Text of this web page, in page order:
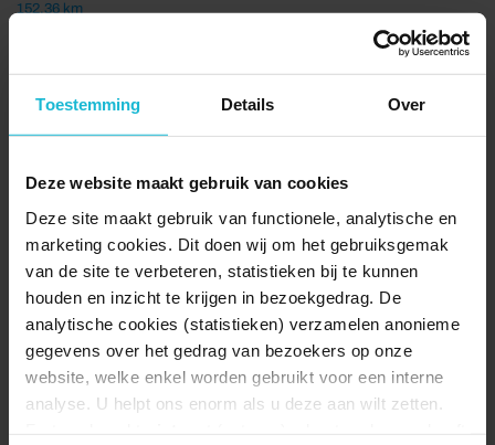
Toestemming Details Over
Deze website maakt gebruik van cookies
Deze site maakt gebruik van functionele, analytische en
marketing cookies. Dit doen wij om het gebruiksgemak
van de site te verbeteren, statistieken bij te kunnen
houden en inzicht te krijgen in bezoekgedrag. De
analytische cookies (statistieken) verzamelen anonieme
gegevens over het gedrag van bezoekers op onze
website, welke enkel worden gebruikt voor een interne
analyse. U helpt ons enorm als u deze aan wilt zetten.
152.36 km
Fietsen over de Zeeuwse verdedigingslinie
45.36 km
Meerdere forten...